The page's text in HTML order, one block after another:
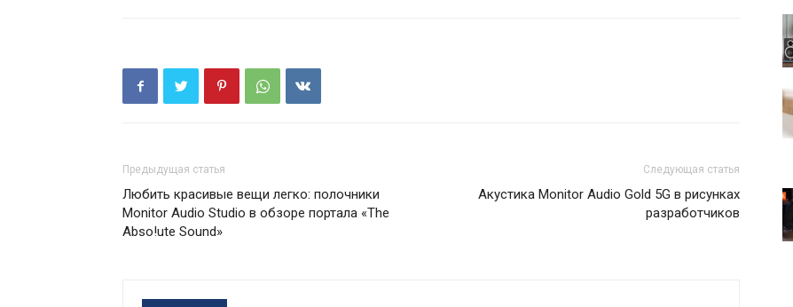
Предыдущая статья
Любить красивые вещи легко: полочники
Monitor Audio Studio в обзоре портала «The
Abso!ute Sound»
Следующая статья
Акустика Monitor Audio Gold 5G в рисунках
разработчиков